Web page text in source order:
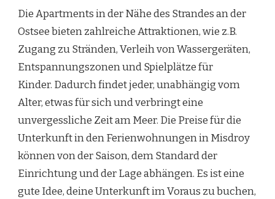
Die Apartments in der Nähe des Strandes an der
Ostsee bieten zahlreiche Attraktionen, wie z.B.
Zugang zu Stränden, Verleih von Wassergeräten,
Entspannungszonen und Spielplätze für
Kinder. Dadurch findet jeder, unabhängig vom
Alter, etwas für sich und verbringt eine
unvergessliche Zeit am Meer. Die Preise für die
Unterkunft in den Ferienwohnungen in Misdroy
können von der Saison, dem Standard der
Einrichtung und der Lage abhängen. Es ist eine
gute Idee, deine Unterkunft im Voraus zu buchen,